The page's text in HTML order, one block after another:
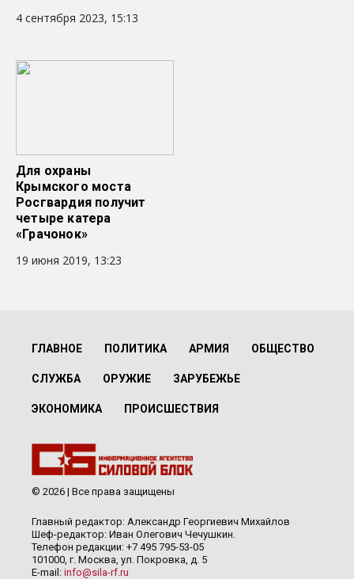
4 сентября 2023, 15:13
Для охраны
Крымского моста
Росгвардия получит
четыре катера
«Грачонок»
19 июня 2019, 13:23
ГЛАВНОЕ ПОЛИТИКА АРМИЯ ОБЩЕСТВО
СЛУЖБА ОРУЖИЕ ЗАРУБЕЖЬЕ
ЭКОНОМИКА ПРОИСШЕСТВИЯ
© 2026 | Все права защищены
Главный редактор: Александр Георгиевич Михайлов
Шеф-редактор: Иван Олегович Чечушкин.
Телефон редакции: +7 495 795-53-05
101000, г. Москва, ул. Покровка, д. 5
E-mail: info@sila-rf.ru